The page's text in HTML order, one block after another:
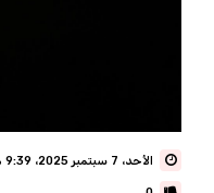
الأحد، 7 سبتمبر 2025، 9:39 م